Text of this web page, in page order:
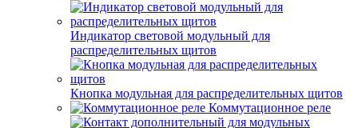
Индикатор световой модульный для
распределительных щитов
Кнопка модульная для распределительных щитов
Коммутационное реле